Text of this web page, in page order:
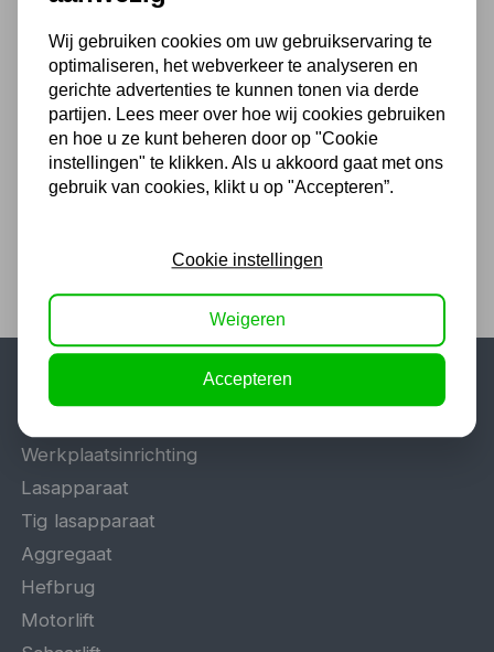
Brugsteun OMEGA met
voetpedaal - 31501
260,15
215,00 excl. BTW
Populaire categorieën
Werkplaatsinrichting
Lasapparaat
Tig lasapparaat
Aggregaat
Hefbrug
Motorlift
Wij gebruiken cookies om uw gebruikservaring te
optimaliseren, het webverkeer te analyseren en
gerichte advertenties te kunnen tonen via derde
partijen. Lees meer over hoe wij cookies gebruiken
en hoe u ze kunt beheren door op "Cookie
instellingen" te klikken. Als u akkoord gaat met ons
gebruik van cookies, klikt u op "Accepteren”.
Cookie instellingen
Weigeren
Accepteren